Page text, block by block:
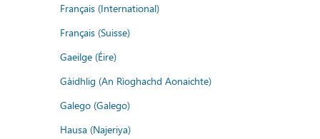
Français (International)
Français (Suisse)
Gaeilge (Éire)
Gàidhlig (An Rìoghachd Aonaichte)
Galego (Galego)
Hausa (Najeriya)